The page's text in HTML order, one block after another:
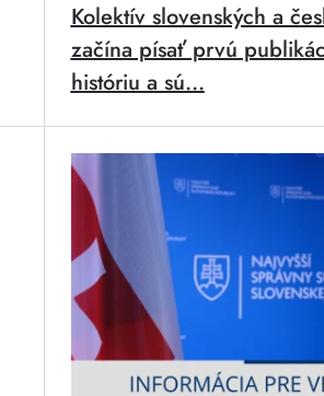
Kolektív slovenských a
začína písať prvú
históriu a sú...